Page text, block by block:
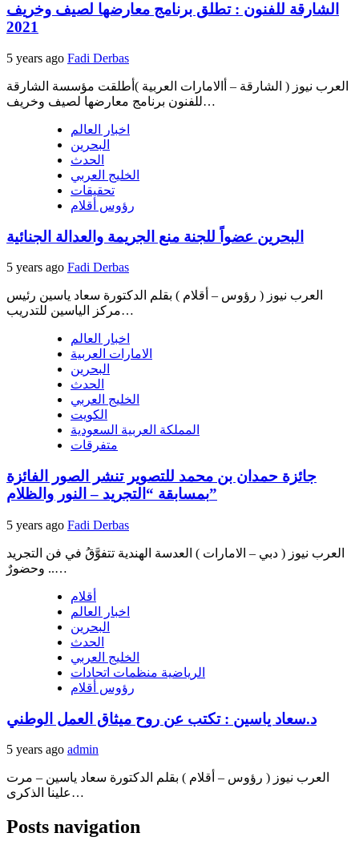
الشارقة للفنون : تطلق برنامج معارضها لصيف وخريف
2021
5 years ago Fadi Derbas
العرب نيوز ( الشارقة – أالامارات العربية )أطلقت مؤسسة الشارقة
للفنون برنامج معارضها لصيف وخريف…
اخبار العالم
البحرين
الحدث
الخليج العربي
تحقيقات
رؤوس أقلام
البحرين عضواً للجنة منع الجريمة والعدالة الجنائية
5 years ago Fadi Derbas
العرب نيوز ( رؤوس – أقلام ) بقلم الدكتورة سعاد ياسين رئيس
مركز الياسين للتدريب…
اخبار العالم
الامارات العربية
البحرين
الحدث
الخليج العربي
الكويت
المملكة العربية السعودية
متفرقات
جائزة حمدان بن محمد للتصوير تنشر الصور الفائزة
بمسابقة “التجريد – النور والظلام”
5 years ago Fadi Derbas
العرب نيوز ( دبي – الامارات ) العدسة الهندية تتفوَّقُ في فن التجريد
.. وحضورٌ…
أقلام
اخبار العالم
البحرين
الحدث
الخليج العربي
الرياضية منظمات اتحادات
رؤوس أقلام
د.سعاد ياسين : تكتب عن روح ميثاق العمل الوطني
5 years ago admin
العرب نيوز ( رؤوس – أقلام ) بقلم الدكتورة سعاد ياسين – مرت
علينا الذكرى…
Posts navigation